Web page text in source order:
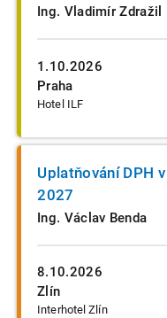
1.10.2026
Praha
Hotel ILF
Ing. Vladimír Zdražil
8.10.2026
Zlín
Interhotel Zlín
Uplatňování DPH
2027
Ing. Václav Benda